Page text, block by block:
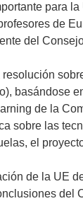
para
de
del
basándose
de la
sobre las
el
de la UE
del